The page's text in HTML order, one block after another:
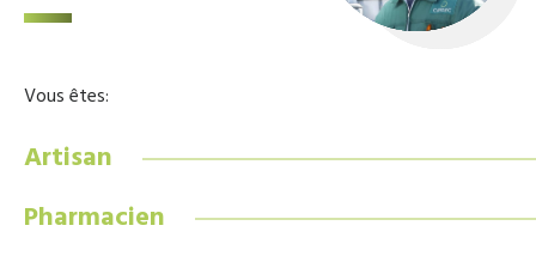
Vous êtes:
Artisan
Pharmacien